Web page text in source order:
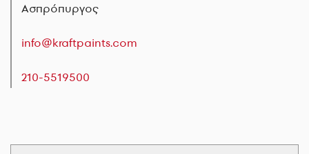
Ασπρόπυργος
info@kraftpaints.com
210-5519500